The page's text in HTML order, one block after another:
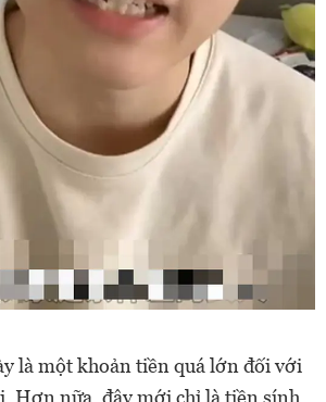
là một khoản tiền quá lớn đối với